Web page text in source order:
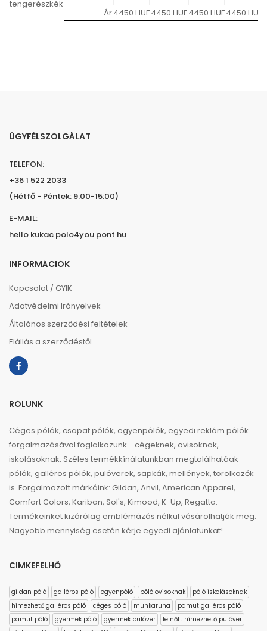
tengerészkék
Ár4450 HUF4450 HUF4450 HUF4450 HUF
ÜGYFÉLSZOLGÁLAT
TELEFON:
+36 1 522 2033
(Hétfő - Péntek: 9:00-15:00)
E-MAIL:
hello kukac polo4you pont hu
INFORMÁCIÓK
Kapcsolat / GYIK
Adatvédelmi Irányelvek
Általános szerződési feltételek
Elállás a szerződéstől
RÓLUNK
Céges pólók, csapat pólók, egyenpólók, egyedi reklám pólók
forgalmazásával foglalkozunk - cégeknek, ovisoknak,
iskolásoknak. Széles termékkínálatunkban megtalálhatóak
pólók, galléros pólók, pulóverek, sapkák, mellények, törölközők
is. Forgalmazott márkáink: Gildan, Anvil, American Apparel,
Comfort Colors, Kariban, Sol's, Kimood, K-Up, Regatta.
Termékeinket kizárólag emblémázás nélkül vásárolhatják meg.
Nagyobb mennyiség esetén kérje egyedi ajánlatunkat!
CIMKEFELHŐ
gildan póló galléros póló egyenpóló póló ovisoknak
póló iskolásoknak
hímezhető galléros póló
céges póló munkaruha
pamut galléros póló
pamut póló
gyermek póló gyermek pulóver
felnőtt hímezhető pulóver